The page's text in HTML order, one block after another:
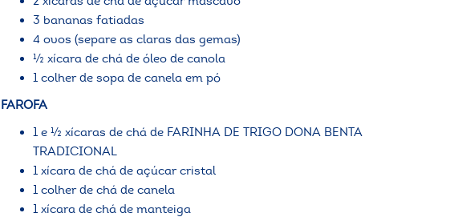
3 bananas fatiadas
4 ovos (separe as claras das gemas)
½ xícara de chá de óleo de canola
1 colher de sopa de canela em pó
FAROFA
1 e ½ xícaras de chá de FARINHA DE TRIGO DONA BENTA
TRADICIONAL
1 xícara de chá de açúcar cristal
1 colher de chá de canela
1 xícara de chá de manteiga